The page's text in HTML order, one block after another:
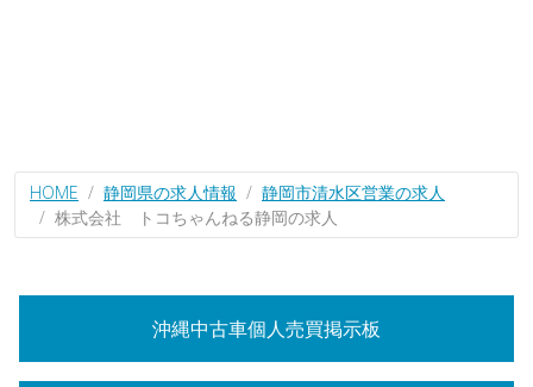
HOME 静岡県の求人情報
静岡市清水区営業の求人
株式会社 トコちゃんねる静岡の求人
沖縄中古車個人売買掲示板